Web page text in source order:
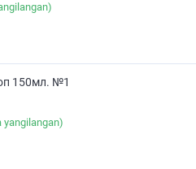
150мл. №1
yangilangan)